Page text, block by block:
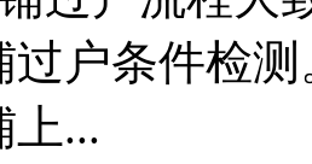
过户条件检
上...